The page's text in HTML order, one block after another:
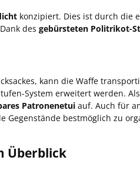
konzipiert. Dies ist durch die
des gebürsteten Politrikot-
kann die Waffe
System erweitert werden.
Patronenetui auf. Auch für
Gegenstände bestmöglich zu
Überblick